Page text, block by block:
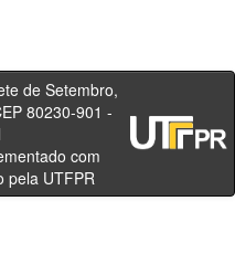
80230-901 -
- Brasil
com
pela UTFPR